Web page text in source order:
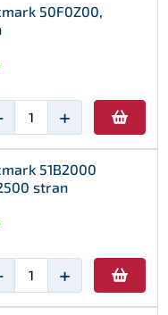
50F0Z00,
+
51B2000
stran
+